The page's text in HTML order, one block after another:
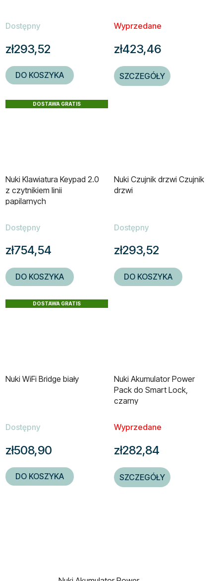
Dostępny
zł293,52
DO KOSZYKA
Wyprzedane
zł423,46
SZCZEGÓŁY
DOSTAWA GRATIS
Nuki Klawiatura Keypad 2.0
z czytnikiem linii
papilarnych
Dostępny
zł754,54
DO KOSZYKA
Nuki Czujnik drzwi Czujnik
drzwi
Dostępny
zł293,52
DO KOSZYKA
DOSTAWA GRATIS
Nuki WiFi Bridge biały
Dostępny
zł508,90
DO KOSZYKA
Nuki Akumulator Power
Pack do Smart Lock,
czarny
Wyprzedane
zł282,84
SZCZEGÓŁY